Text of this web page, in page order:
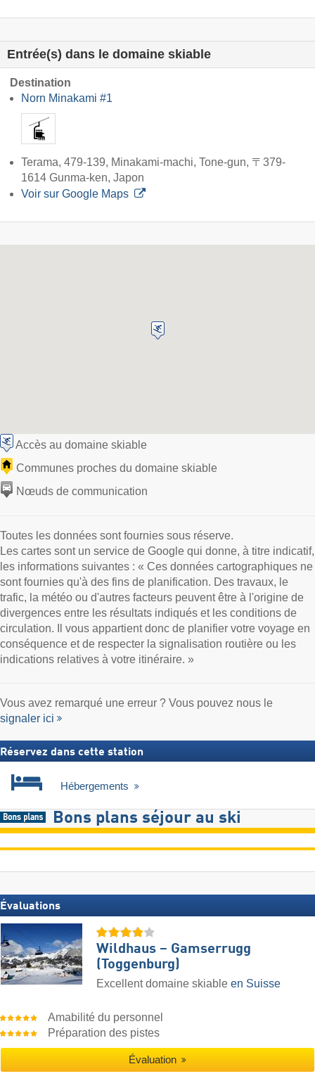
Entrée(s) dans le domaine skiable
Destination
Norn Minakami #1
Terama, 479-139, Minakami-machi, Tone-gun, 〒379-
1614 Gunma-ken, Japon
Voir sur Google Maps
Accès au domaine skiable
Communes proches du domaine skiable
Nœuds de communication
Toutes les données sont fournies sous réserve.
Les cartes sont un service de Google qui donne, à titre indicatif,
les informations suivantes : « Ces données cartographiques ne
sont fournies qu'à des fins de planification. Des travaux, le
trafic, la météo ou d'autres facteurs peuvent être à l'origine de
divergences entre les résultats indiqués et les conditions de
circulation. Il vous appartient donc de planifier votre voyage en
conséquence et de respecter la signalisation routière ou les
indications relatives à votre itinéraire. »
Vous avez remarqué une erreur ? Vous pouvez nous le
signaler ici
Réservez dans cette station
Hébergements
Bons plans séjour au ski
Évaluations
Wildhaus – Gamserrugg
(Toggenburg)
Excellent domaine skiable en Suisse
Amabilité du personnel
Préparation des pistes
Évaluation